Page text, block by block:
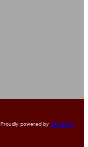
Proudly powered by datdesign